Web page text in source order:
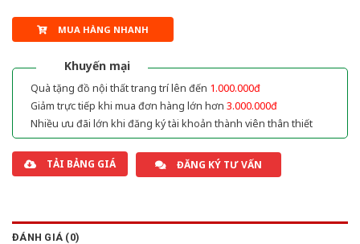
MUA HÀNG NHANH
Khuyến mại
Quà tặng đồ nội thất trang trí lên đến 1.000.000đ
Giảm trực tiếp khi mua đơn hàng lớn hơn 3.000.000đ
Nhiều ưu đãi lớn khi đăng ký tài khoản thành viên thân thiết
TẢI BẢNG GIÁ ĐĂNG KÝ TƯ VẤN
ĐÁNH GIÁ (0)